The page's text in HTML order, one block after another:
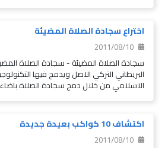
اختراع سجادة الصلاة المضيئة
2011/08/10
سجادة الصلاة المضيئة - سجادة الصلاة
البريطاني التركي الاصل ويدمج فيها
الاسلامي من خلال دمج سجادة الصلاة
اكتشاف 10 كواكب بعيدة جديدة
2011/08/10